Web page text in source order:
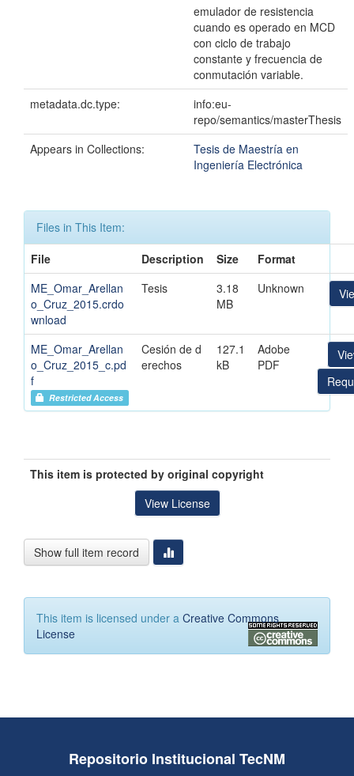
emulador de resistencia
cuando es operado en MCD
con ciclo de trabajo
constante y frecuencia de
conmutación variable.
metadata.dc.type:
info:eu-
repo/semantics/masterThesis
Appears in Collections:
Tesis de Maestría en
Ingeniería Electrónica
Files in This Item:
File
Description Size
Format
ME_Omar_Arellan
o_Cruz_2015.crdo
wnload
Tesis
3.18
MB
Unknown
ME_Omar_Arellan
o_Cruz_2015_c.pd
f
Restricted Access
Cesión de d
erechos
127.1
kB
Adobe
PDF
This item is protected by original copyright
View License
Show full item record
This item is licensed under a Creative Commons
License
Repositorio Institucional TecNM